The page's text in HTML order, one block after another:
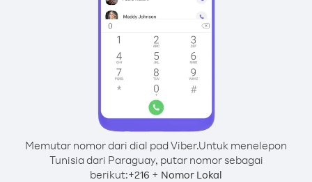
Memutar nomor dari dial pad Viber.Untuk menelepon
Tunisia dari Paraguay, putar nomor sebagai
berikut:+216 + Nomor Lokal